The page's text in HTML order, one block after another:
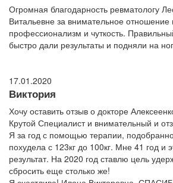
Огромная благодарность ревматологу
Витальевне за внимательное отношение
профессионализм и чуткость.
быстро дали результаты и подняли на
17.01.2020
Виктория
Хочу оставить отзыв о докторе
Крутой Специалист и внимательный и
Я за год с помощью терапии,
похудела с 123кг до 100кг. Мне 41 год и
результат. На 2020 год ставлю цель
сбросить еще столько же!